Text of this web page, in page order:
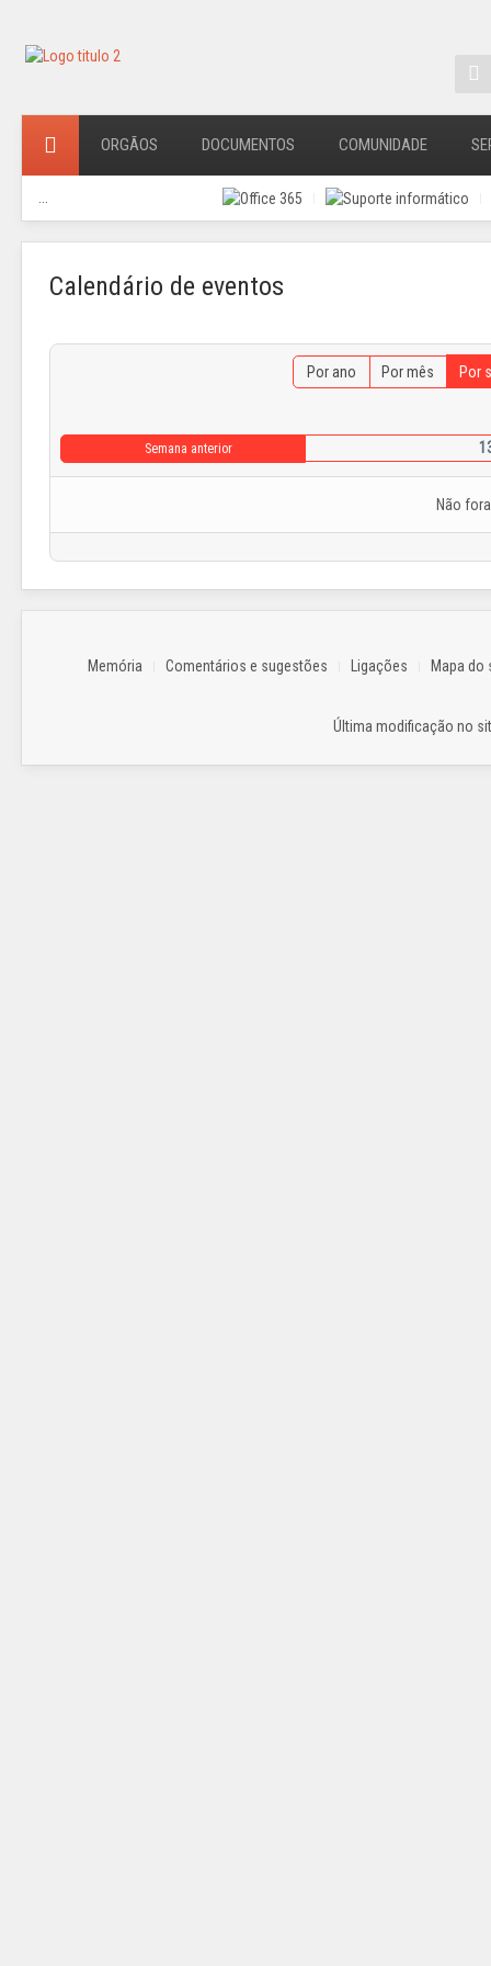
ORGÃOS DOCUMENTOS COMUNIDADE
Calendário de eventos
Por ano Por mês Por
Semana anterior
Não
Memória Comentários e sugestões Ligações Mapa do
Última modificação no